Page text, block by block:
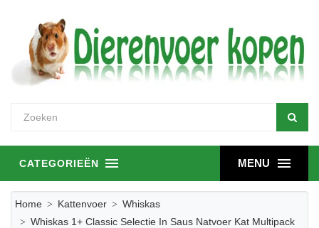
MENU
CATEGORIEËN
Home Kattenvoer
Whiskas
Whiskas 1+ Classic Selectie In Saus Natvoer Kat Multipack